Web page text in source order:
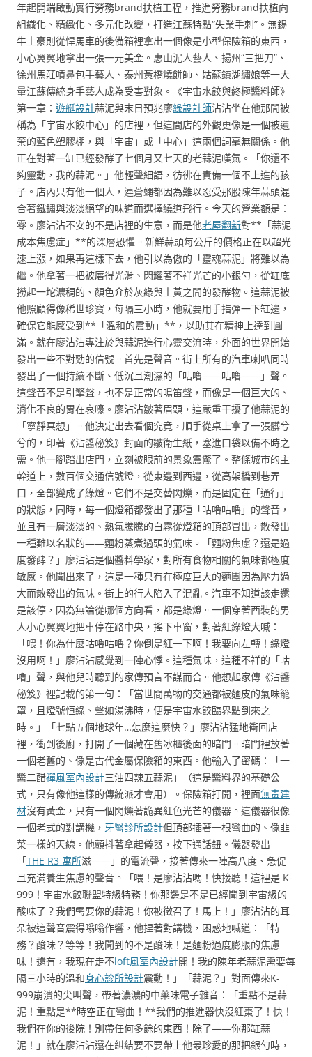
年起開端啟動實行勞務brand扶植工程，推進勞務brand扶植向
組織化、精緻化、多元化改變，打造江蘇特點“失業手刺”。無錫
牛土豪則從悍馬車的後備箱裡拿出一個像是小型保險箱的東西，
小心翼翼地拿出一張一元美金。惠山泥人藝人、揚州“三把刀”、
徐州馬莊噴鼻包手藝人、泰州黃橋燒餅師、姑蘇鎮湖繡娘等一大
量江蘇傳統身手藝人成為受害對象。《宇宙水餃與終極醬料師》
第一章： 遊艇設計蒜泥與末日預兆廖綠設計師沾沾坐在他那間被
稱為「宇宙水餃中心」的店裡，但這間店的外觀更像是一個被遺
棄的藍色塑膠棚，與「宇宙」或「中心」這兩個詞毫無關係。他
正在對著一缸已經發酵了七個月又七天的老蒜泥嘆氣。「你還不
夠靈動，我的蒜泥。」他輕聲細語，彷彿在責備一個不上進的孩
子。店內只有他一個人，連蒼蠅都因為難以忍受那股陳年蒜頭混
合著鐵鏽與淡淡絕望的味道而選擇繞道飛行。今天的營業額是：
零。廖沾沾不安的不是店裡的生意，而是他老屋翻新對**「蒜泥
成本焦慮症」**的深層恐懼。新鮮蒜頭每公斤的價格正在以超光
速上漲，如果再這樣下去，他引以為傲的「靈魂蒜泥」將難以為
繼。他拿著一把被磨得光滑、閃耀著不祥光芒的小銀勺，從缸底
撈起一坨濃稠的、顏色介於灰綠與土黃之間的發酵物。這蒜泥被
他照顧得像稀世珍寶，每隔三小時，他就要用手指彈一下缸邊，
確保它能感受到**「溫和的震動」**，以助其在精神上達到圓
滿。就在廖沾沾專注於與蒜泥進行心靈交流時，外面的世界開始
發出一些不對勁的信號。首先是聲音。街上所有的汽車喇叭同時
發出了一個持續不斷、低沉且潮濕的「咕嚕——咕嚕——」聲。
這聲音不是引擎聲，也不是正常的鳴笛聲，而像是一個巨大的、
消化不良的胃在哀嚎。廖沾沾皺著眉頭，這嚴重干擾了他蒜泥的
「寧靜冥想」。他決定出去看個究竟，順手從桌上拿了一張髒兮
兮的，印著《沾醬秘笈》封面的皺衛生紙，塞進口袋以備不時之
需。他一腳踏出店門，立刻被眼前的景象震驚了。整條城市的主
幹道上，數百個交通信號燈，從東邊到西邊，從高架橋到巷弄
口，全部變成了綠燈。它們不是交替閃爍，而是固定在「通行」
的狀態，同時，每一個燈箱都發出了那種「咕嚕咕嚕」的聲音，
並且有一層淡淡的、熱氣騰騰的白霧從燈箱的頂部冒出，散發出
一種難以名狀的——麵粉蒸煮過頭的氣味。「麵粉焦慮？還是過
度發酵？」廖沾沾是個醬料學家，對所有食物相關的氣味都極度
敏感。他聞出來了，這是一種只有在極度巨大的麵團因為壓力過
大而散發出的氣味。街上的行人陷入了混亂。汽車不知道該走還
是該停，因為無論從哪個方向看，都是綠燈。一個穿著西裝的男
人小心翼翼地把車停在路中央，搖下車窗，對著紅綠燈大喊：
「喂！你為什麼咕嚕咕嚕？你倒是紅一下啊！我要向左轉！綠燈
沒用啊！」廖沾沾感覺到一陣心悸。這種氣味，這種不祥的「咕
嚕」聲，與他兒時聽到的家傳預言不謀而合。他想起家傳《沾醬
秘笈》裡記載的第一句：「當世間萬物的交通都被麵皮的氣味籠
罩，且燈號恒綠、聲如湯沸時，便是宇宙水餃臨界點到來之
時。」「七點五個地球年…怎麼這麼快？」廖沾沾猛地衝回店
裡，衝到後廚，打開了一個藏在舊冰櫃後面的暗門。暗門裡放著
一個老舊的、像是古代金屬保險箱的東西。他輸入了密碼：「一
醬二醋禪風室內設計三油四辣五蒜泥」（這是醬料界的基礎公
式，只有像他這樣的傳統派才會用）。保險箱打開，裡面無毒建
材沒有黃金，只有一個閃爍著詭異紅色光芒的儀器。這儀器很像
一個老式的對講機， 牙醫診所設計但頂部插著一根彎曲的、像韭
菜一樣的天線。他顫抖著拿起儀器，按下通話鈕。儀器發出
「THE R3 寓所滋——」的電流聲，接著傳來一陣高八度、急促
且充滿養生焦慮的聲音。「喂！是廖沾沾嗎！快接聽！這裡是 K-
999！宇宙水餃聯盟特級特務！你那邊是不是已經聞到宇宙級的
酸味了？我們需要你的蒜泥！你被徵召了！馬上！」廖沾沾的耳
朵被這聲音震得嗡嗡作響，他捏著對講機，困惑地喊道：「特
務？酸味？等等！我聞到的不是酸味！是麵粉過度膨脹的焦慮
味！還有，我現在走不loft風室內設計開！我的陳年老蒜泥需要每
隔三小時的溫和身心診所設計震動！」「蒜泥？」對面傳來K-
999崩潰的尖叫聲，帶著濃濃的中藥味電子雜音：「重點不是蒜
泥！重點是**時空正在彎曲！**我們的推進器快沒紅棗了！快！
我們在你的後院！別帶任何多餘的東西！除了——你那缸蒜
泥！」就在廖沾沾還在糾結要不要帶上他最珍愛的那把銀勺時，